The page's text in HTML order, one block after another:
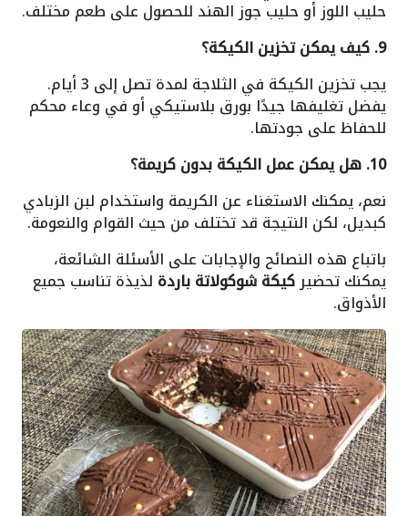
حليب اللوز أو حليب جوز الهند للحصول على طعم مختلف.
9. كيف يمكن تخزين الكيكة؟
يجب تخزين الكيكة في الثلاجة لمدة تصل إلى 3 أيام.
يفضل تغليفها جيدًا بورق بلاستيكي أو في وعاء محكم
للحفاظ على جودتها.
10. هل يمكن عمل الكيكة بدون كريمة؟
نعم، يمكنك الاستغناء عن الكريمة واستخدام لبن الزبادي
كبديل، لكن النتيجة قد تختلف من حيث القوام والنعومة.
باتباع هذه النصائح والإجابات على الأسئلة الشائعة،
يمكنك تحضيركيكة شوكولاتة باردة لذيذة تناسب جميع
الأذواق.